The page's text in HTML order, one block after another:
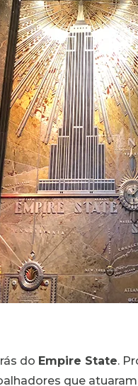
do Empire State.
que